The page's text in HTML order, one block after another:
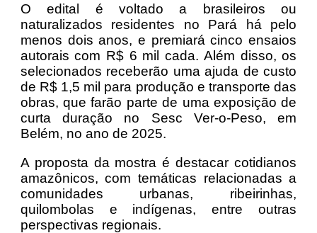
O edital é voltado a brasileiros ou
naturalizados residentes no Pará há pelo
menos dois anos, e premiará cinco ensaios
autorais com R$ 6 mil cada. Além disso, os
selecionados receberão uma ajuda de custo
de R$ 1,5 mil para produção e transporte das
obras, que farão parte de uma exposição de
curta duração no Sesc Ver-o-Peso, em
Belém, no ano de 2025.
A proposta da mostra é destacar cotidianos
amazônicos, com temáticas relacionadas a
comunidades urbanas, ribeirinhas,
quilombolas e indígenas, entre outras
perspectivas regionais.